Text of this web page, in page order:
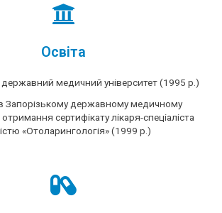
Освіта
державний медичний університет (1995 р.)
в Запорізькому державному медичному
отримання сертифікату лікаря-спеціаліста
«Отоларингологія» (1999 р.)